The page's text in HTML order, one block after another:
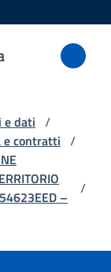
e dati /
e contratti /
–
/